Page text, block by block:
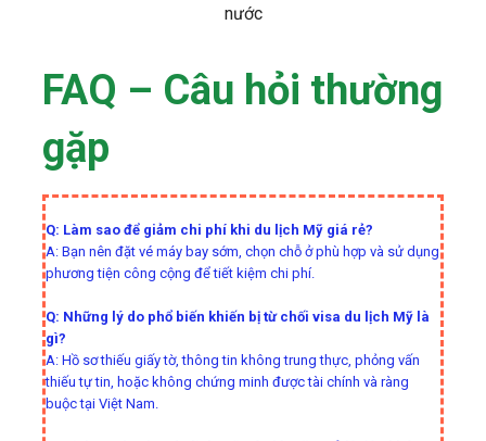
nước
FAQ – Câu hỏi thường
gặp
Q: Làm sao để giảm chi phí khi du lịch Mỹ giá rẻ?
A: Bạn nên đặt vé máy bay sớm, chọn chỗ ở phù hợp và sử dụng
phương tiện công cộng để tiết kiệm chi phí.
Q: Những lý do phổ biến khiến bị từ chối visa du lịch Mỹ là
gì?
A: Hồ sơ thiếu giấy tờ, thông tin không trung thực, phỏng vấn
thiếu tự tin, hoặc không chứng minh được tài chính và ràng
buộc tại Việt Nam.